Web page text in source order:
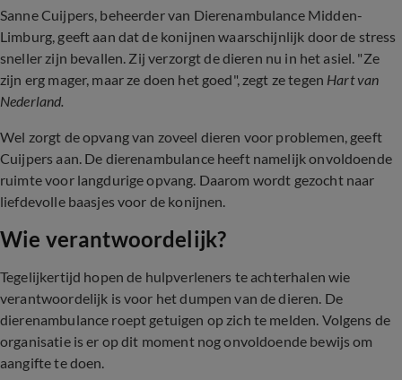
Sanne Cuijpers, beheerder van Dierenambulance Midden-
Limburg, geeft aan dat de konijnen waarschijnlijk door de stress
sneller zijn bevallen. Zij verzorgt de dieren nu in het asiel. "Ze
zijn erg mager, maar ze doen het goed", zegt ze tegen Hart van
Nederland.
Wel zorgt de opvang van zoveel dieren voor problemen, geeft
Cuijpers aan. De dierenambulance heeft namelijk onvoldoende
ruimte voor langdurige opvang. Daarom wordt gezocht naar
liefdevolle baasjes voor de konijnen.
Wie verantwoordelijk?
Tegelijkertijd hopen de hulpverleners te achterhalen wie
verantwoordelijk is voor het dumpen van de dieren. De
dierenambulance roept getuigen op zich te melden. Volgens de
organisatie is er op dit moment nog onvoldoende bewijs om
aangifte te doen.